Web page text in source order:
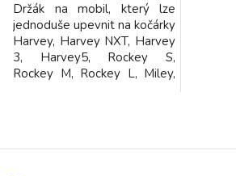
Držák na mobil, který lze
jednoduše upevnit na kočárky
Harvey, Harvey NXT, Harvey
3, Harvey5, Rockey S,
Rockey M, Rockey L, Miley,
Easywalker BV, Generaal